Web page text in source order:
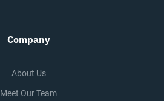
Company
About Us
Meet Our Team